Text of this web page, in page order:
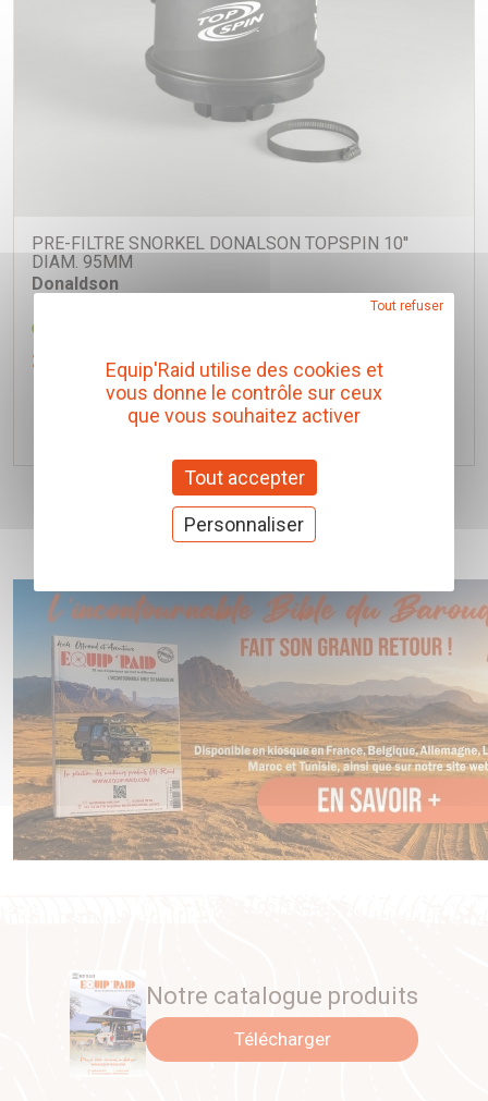
PRE-FILTRE SNORKEL DONALSON TOPSPIN 10''
DIAM. 95MM
Donaldson
260,00 € TTC (Prix pour 1 Pièce)
Ajouter au panier
Notre catalogue produits
Télécharger
Equip'Raid utilise des cookies et
vous donne le contrôle sur ceux
que vous souhaitez activer
Tout accepter
Tout refuser
Personnaliser